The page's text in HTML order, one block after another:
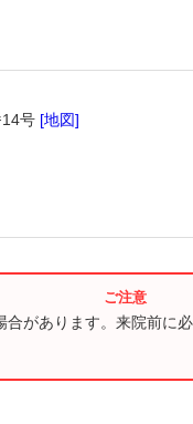
号 [地図]
があります。来院前に